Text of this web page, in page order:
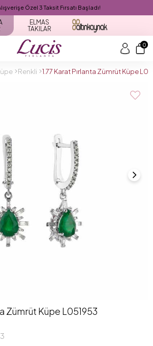
Özel 3 Taksit Fırsatı Başladı!
ELMAS
TAKILAR
0
Renkli 1.77 Karat Pırlanta Zümrüt Küpe
Zümrüt Küpe L051953